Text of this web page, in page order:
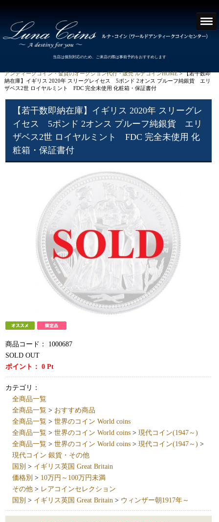
当店は個別対応のため、ご来店の際は事前予約をおすすめします
アンティークコイン・金貨のオークション代行・販売 ルナコインHOME> 【若干数即
納在庫】イギリス 2020年 スリーグレイセス 5ポンド 2オンス プルーフ純銀貨 エリ
ザベス2世 ロイヤルミント FDC 完全未使用 化粧箱・保証書付
【若干数即納在庫】イギリス 2020年 スリーグレ
イセス 5ポンド 2オンス プルーフ純銀貨 エリ
ザベス2世 ロイヤルミント FDC 完全未使用 化
粧箱・保証書付
商品コード：
1000687
SOLD OUT
ポイント：0 Pt
カテゴリ：
全商品一覧
全商品一覧 > おすすめ商品
全商品一覧 >世界のコイン World coins
全商品一覧 >世界のコイン World coins >現代コイン(1947～)
全商品一覧 >世界のコイン World coins >現代コイン(1947～) >
現代コイン 銀貨・その他
国別 > イギリス英国 Great Britain
価格別 > 10万円～100万円未満
その他 > レアコインセレクション
国別 > イギリス英国 Great Britain > ウィンザー朝1917年～